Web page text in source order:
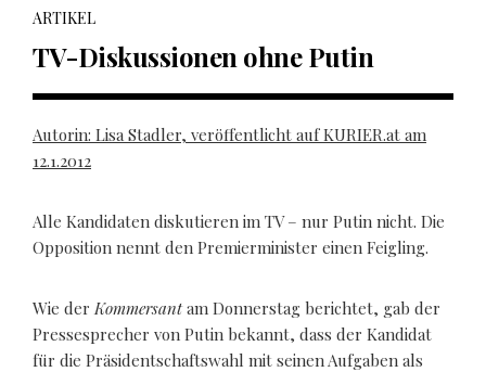
ARTIKEL
TV-Diskussionen ohne Putin
Autorin: Lisa Stadler, veröffentlicht auf KURIER.at am
12.1.2012
Alle Kandidaten diskutieren im TV – nur Putin nicht. Die
Opposition nennt den Premierminister einen Feigling.
Wie der Kommersantam Donnerstag berichtet, gab der
Pressesprecher von Putin bekannt, dass der Kandidat
für die Präsidentschaftswahl mit seinen Aufgaben als